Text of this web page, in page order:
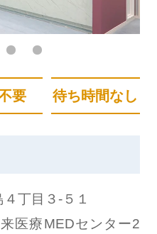
要 待ち時間なし
丁目３-５１
医療MEDセンター2